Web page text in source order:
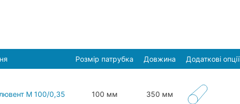
Розмір патрубка Довжина Додаткові опції
М 100/0,35 100 мм 350 мм